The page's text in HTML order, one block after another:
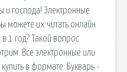
и господа! Электронные
можете их читать онлайн
1 год? Такой вопрос
Все электронные или
в формате: Букварь -